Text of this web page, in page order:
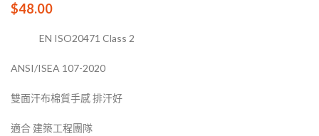
$48.00
EN ISO20471 Class 2
ANSI/ISEA 107-2020
雙面汗布棉質手感 排汗好
適合 建築工程團隊